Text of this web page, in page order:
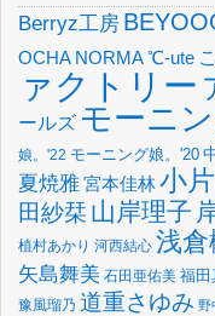
Berryz工房
OCHA NORMA℃-ute
ァクトリー
ールズ モーニン
娘。'22 モーニング娘。'20
夏焼雅宮本佳林小
田紗栞 山岸理子
植村あかり 河西結心 浅倉
矢島舞美 石田亜佑美 福田
豫風瑠乃 道重さゆみ 野